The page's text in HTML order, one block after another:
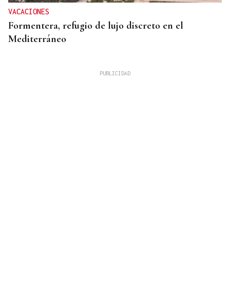
VACACIONES
Formentera, refugio de lujo discreto en el
Mediterráneo